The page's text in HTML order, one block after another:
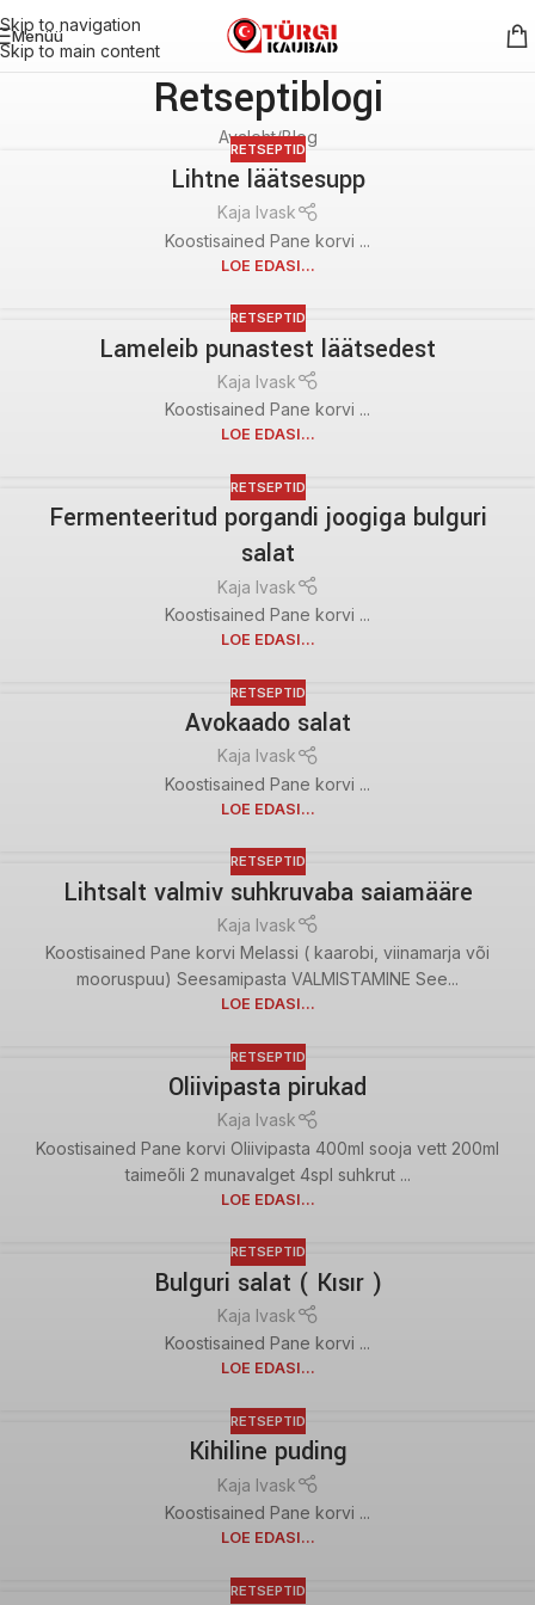
Skip to navigation
Skip to main content
Menüü
Retseptiblogi
Avaleht Blog
RETSEPTID
Lihtne läätsesupp
Kaja Ivask
Koostisained Pane korvi ...
LOE EDASI...
RETSEPTID
Lameleib punastest läätsedest
Kaja Ivask
Koostisained Pane korvi ...
LOE EDASI...
RETSEPTID
Fermenteeritud porgandi joogiga bulguri
salat
Kaja Ivask
Koostisained Pane korvi ...
LOE EDASI...
RETSEPTID
Avokaado salat
Kaja Ivask
Koostisained Pane korvi ...
LOE EDASI...
RETSEPTID
Lihtsalt valmiv suhkruvaba saiamääre
Kaja Ivask
Koostisained Pane korvi Melassi ( kaarobi, viinamarja või
mooruspuu) Seesamipasta VALMISTAMINE See...
LOE EDASI...
RETSEPTID
Oliivipasta pirukad
Kaja Ivask
Koostisained Pane korvi Oliivipasta 400ml sooja vett 200ml
taimeõli 2 munavalget 4spl suhkrut ...
LOE EDASI...
RETSEPTID
Bulguri salat ( Kısır )
Kaja Ivask
Koostisained Pane korvi ...
LOE EDASI...
RETSEPTID
Kihiline puding
Kaja Ivask
Koostisained Pane korvi ...
LOE EDASI...
RETSEPTID